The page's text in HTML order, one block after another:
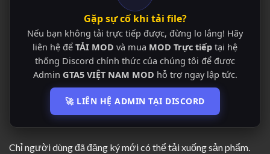
Gặp sự cố khi tải file?
Nếu bạn không tải trực tiếp được, đừng lo lắng! Hãy
liên hệ để TẢI MOD và mua MOD Trực tiếp tại hệ
thống Discord chính thức của chúng tôi để được
Admin GTA5 VIỆT NAM MOD hỗ trợ ngay lập tức.
🚀 LIÊN HỆ ADMIN TẠI DISCORD
Chỉ người dùng đã đăng ký mới có thể tải xuống sản phẩm.